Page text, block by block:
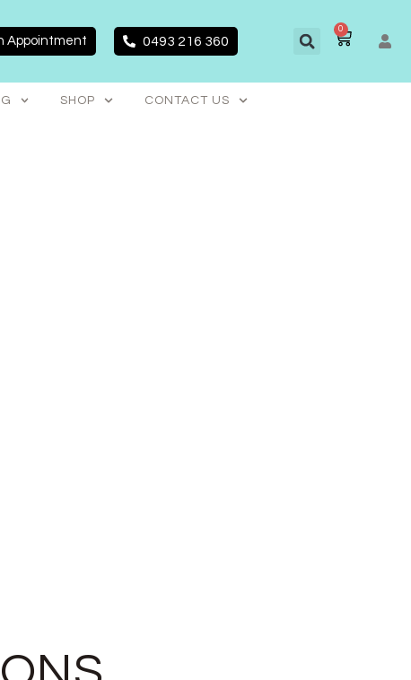
Appointment 0493 216 360
0 CART
SHOP CONTACT US